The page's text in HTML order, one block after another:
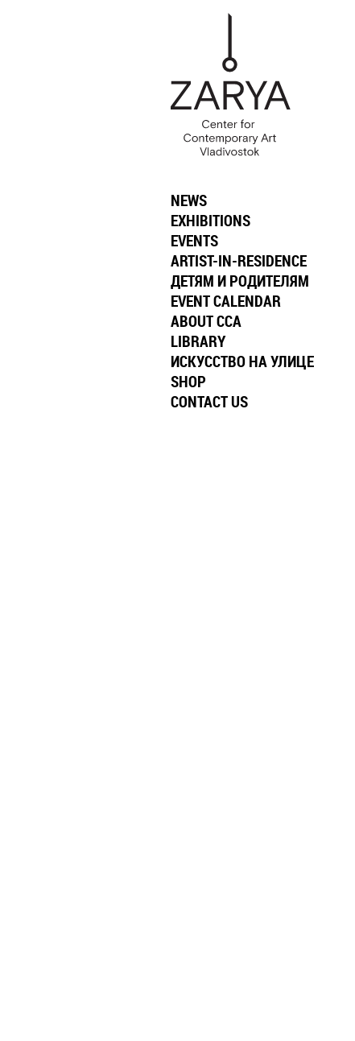
NEWS
EXHIBITIONS
EVENTS
ARTIST-IN-RESIDENCE
ДЕТЯМ И РОДИТЕЛЯМ
EVENT CALENDAR
ABOUT CCA
LIBRARY
ИСКУССТВО НА УЛИЦЕ
SHOP
CONTACT US